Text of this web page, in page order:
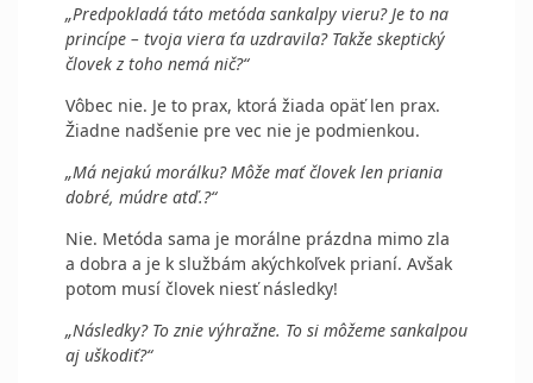
„Predpokladá táto metóda sankalpy vieru? Je to na
princípe – tvoja viera ťa uzdravila? Takže skeptický
človek z toho nemá nič?“
Vôbec nie. Je to prax, ktorá žiada opäť len prax.
Žiadne nadšenie pre vec nie je podmienkou.
„Má nejakú morálku? Môže mať človek len priania
dobré, múdre atď.?“
Nie. Metóda sama je morálne prázdna mimo zla
a dobra a je k službám akýchkoľvek prianí. Avšak
potom musí človek niesť následky!
„Následky? To znie výhražne. To si môžeme sankalpou
aj uškodiť?“